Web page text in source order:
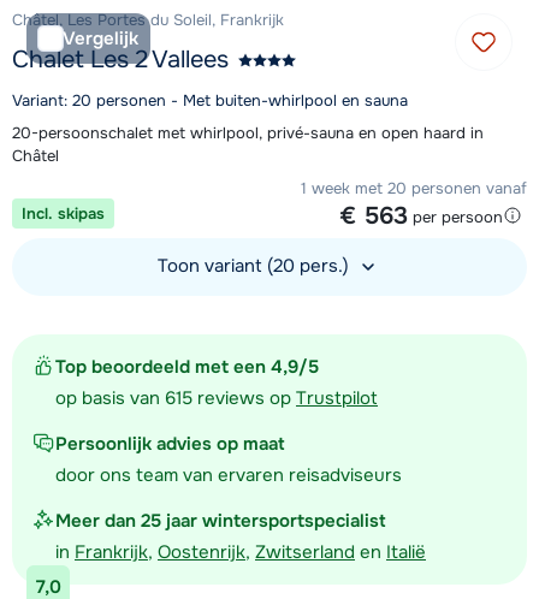
Top beoordeeld met een 4,9/5
op basis van 615 reviews op Trustpilot
Persoonlijk advies op maat
door ons team van ervaren reisadviseurs
Meer dan 25 jaar wintersportspecialist
in Frankrijk, Oostenrijk, Zwitserland en Italië
Vergelijk
Châtel, Les Portes du Soleil, Frankrijk
Chalet Les 2 Vallees
Variant: 20 personen - Met buiten-whirlpool en sauna
20-persoonschalet met whirlpool, privé-sauna en open haard in
Châtel
1 week met 20 personen vanaf
€ 563 per persoon
Incl. skipas
Toon variant (20 pers.)
7,0